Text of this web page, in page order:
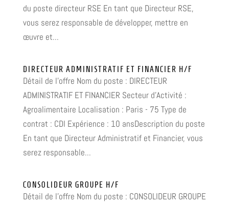
du poste directeur RSE En tant que Directeur RSE,
vous serez responsable de développer, mettre en
œuvre et...
DIRECTEUR ADMINISTRATIF ET FINANCIER H/F
Détail de l'offre Nom du poste : DIRECTEUR
ADMINISTRATIF ET FINANCIER Secteur d'Activité :
Agroalimentaire Localisation : Paris - 75 Type de
contrat : CDI Expérience : 10 ansDescription du poste
En tant que Directeur Administratif et Financier, vous
serez responsable...
CONSOLIDEUR GROUPE H/F
Détail de l'offre Nom du poste : CONSOLIDEUR GROUPE